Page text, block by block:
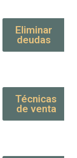
Eliminar
deudas
Técnicas
de venta